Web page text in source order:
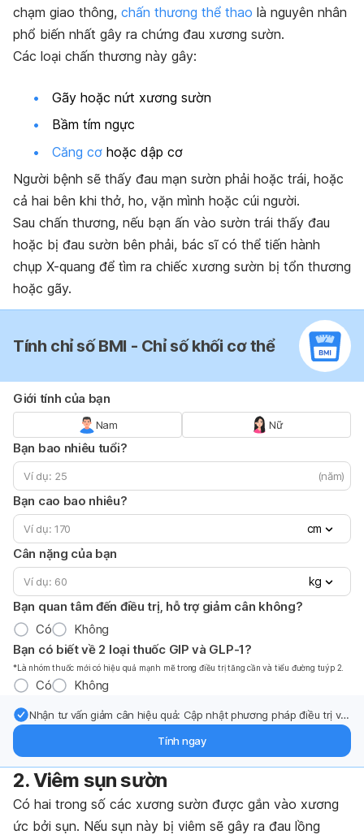
chạm giao thông, chấn thương thể thao là nguyên nhân
phổ biến nhất gây ra chứng đau xương sườn.
Các loại chấn thương này gây:
Gãy hoặc nứt xương sườn
Bầm tím ngực
Căng cơ hoặc dập cơ
Người bệnh sẽ thấy đau mạn sườn phải hoặc trái, hoặc
cả hai bên khi thở, ho, vặn mình hoặc cúi người.
Sau chấn thương, nếu bạn ấn vào sườn trái thấy đau
hoặc bị đau sườn bên phải, bác sĩ có thể tiến hành
chụp X-quang để tìm ra chiếc xương sườn bị tổn thương
hoặc gãy.
Tính chỉ số BMI - Chỉ số khối cơ thể
Giới tính của bạn
Nam Nữ
Bạn bao nhiêu tuổi?
(năm)
Bạn cao bao nhiêu?
cm
Cân nặng của bạn
kg
Bạn quan tâm đến điều trị, hỗ trợ giảm cân không?
Có
Không
Bạn có biết về 2 loại thuốc GIP và GLP-1?
*Là nhóm thuốc mới có hiệu quả mạnh mẽ trong điều trị tăng cần và tiểu đường tuýp 2.
Có Không
Nhận tư vấn giảm cân hiệu quả: Cập nhật phương pháp điều trị và
Tính ngay
2. Viêm sụn sườn
Có hai trong số các xương sườn được gắn vào xương
ức bởi sụn. Nếu sụn này bị viêm sẽ gây ra đau lồng